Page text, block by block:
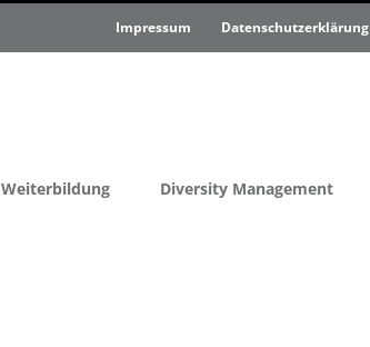
Impressum Datenschutzerklärung
Weiterbildung Diversity Management